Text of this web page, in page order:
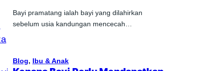
Bayi pramatang ialah bayi yang dilahirkan
sebelum usia kandungan mencecah…
Blog, Ibu & Anak